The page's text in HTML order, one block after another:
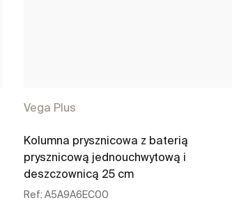
Vega Plus
Kolumna prysznicowa z baterią
prysznicową jednouchwytową i
deszczownicą 25 cm
Ref:A5A9A6EC00